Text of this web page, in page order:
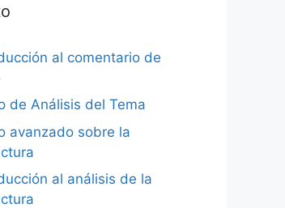
al comentario de
de Análisis del Tema
avanzado sobre la
al análisis de la